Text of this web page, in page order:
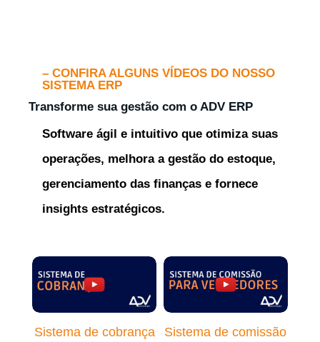
– CONFIRA ALGUNS VÍDEOS DO NOSSO
SISTEMA ERP
Transforme sua gestão com o ADV ERP
Software ágil e intuitivo que otimiza suas
operações, melhora a gestão do estoque,
gerenciamento das finanças e fornece
insights estratégicos.
Sistema de cobrança
Sistema de comissão